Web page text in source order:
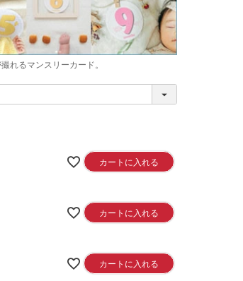
れるマンスリーカード。
カートに入れる
カートに入れる
カートに入れる